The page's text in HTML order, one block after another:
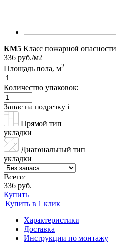
КМ5 Класс пожарной опасности
336 руб./м2
Площадь пола, м2
Количество упаковок:
Запас на подрезку i
Прямой тип
укладки
Диагональный тип
укладки
Всего:
336 руб.
Купить
Купить в 1 клик
Характеристики
Доставка
Инструкции по монтажу